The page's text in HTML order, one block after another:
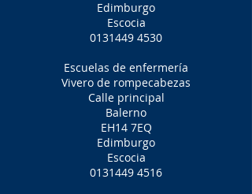
Edimburgo
Escocia
0131449 4530
Escuelas de enfermería
Vivero de rompecabezas
Calle principal
Balerno
EH14 7EQ
Edimburgo
Escocia
0131449 4516